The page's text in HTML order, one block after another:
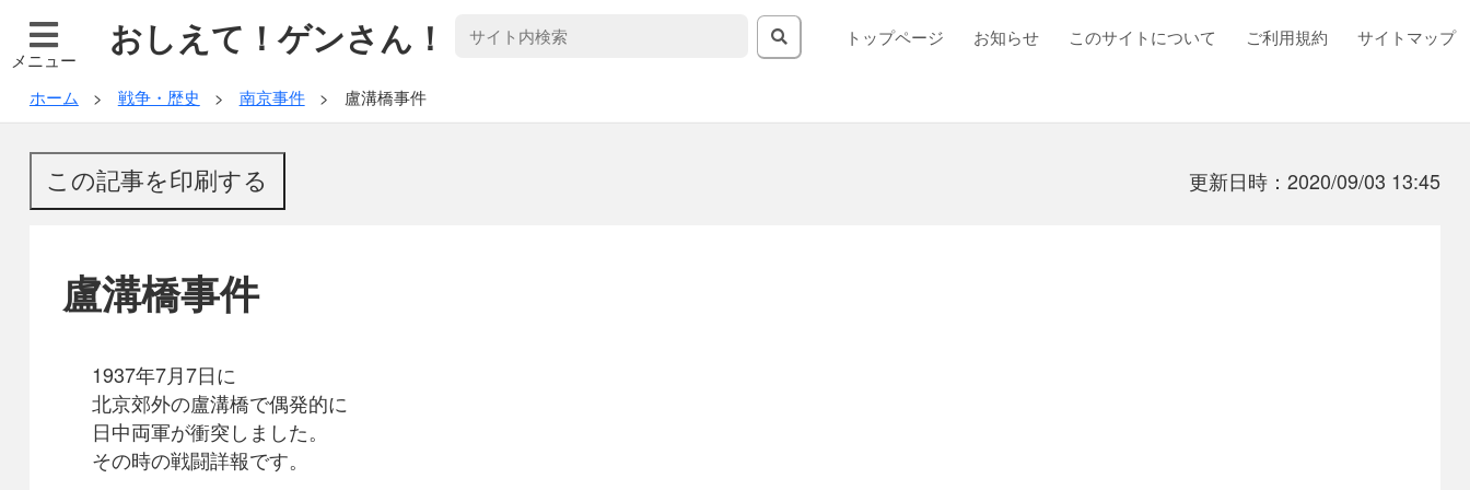
メニュー おしえて！ゲンさん！ トップページ お知らせ このサイトについて ご利用規約 サイトマップ
ホーム 戦争・歴史 南京事件 盧溝橋事件
更新日時：2020/09/03 13:45
盧溝橋事件
1937年7月7日に
北京郊外の盧溝橋で偶発的に
日中両軍が衝突しました。
その時の戦闘詳報です。